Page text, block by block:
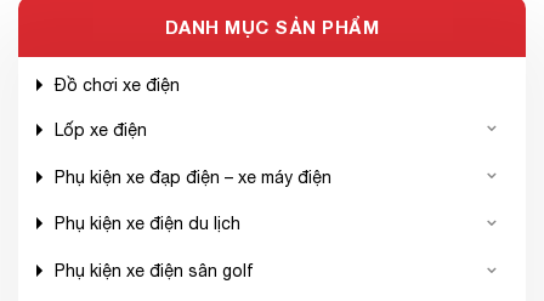
DANH MỤC SẢN PHẨM
Đồ chơi xe điện
Lốp xe điện
Phụ kiện xe đạp điện – xe máy điện
Phụ kiện xe điện du lịch
Phụ kiện xe điện sân golf